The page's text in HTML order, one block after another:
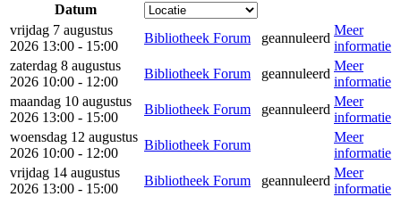
Datum
vrijdag 7 augustus
2026 13:00 - 15:00
Bibliotheek Forum geannuleerd
Meer
informatie
zaterdag 8 augustus
2026 10:00 - 12:00
Bibliotheek Forum geannuleerd
Meer
informatie
maandag 10 augustus
2026 13:00 - 15:00
Bibliotheek Forum geannuleerd
Meer
informatie
woensdag 12 augustus
2026 10:00 - 12:00
Bibliotheek Forum
Meer
informatie
vrijdag 14 augustus
2026 13:00 - 15:00
Bibliotheek Forum geannuleerd
Meer
informatie